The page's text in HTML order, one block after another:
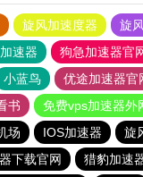
旋风加速度器 旋
速器
狗急加速器官
小蓝鸟 优途加速器官
书
免费vps加速器外
场 IOS加速器
旋
下载官网
猎豹加速